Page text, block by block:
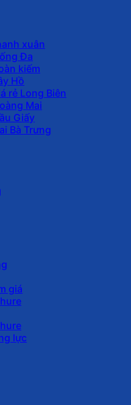
xuân
Đa
kiếm
Hồ
rẻ Long Biên
Mai
Giấy
Bà Trưng
giá
lực